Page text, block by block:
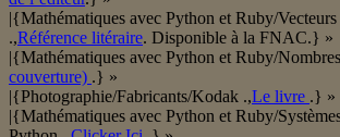
|{Mathématiques avec Python et Ruby/
.,Référence litéraire. Disponible à la FNAC.} »
|{Mathématiques avec Python et Ruby/
couverture) .} »
|{Photographie/Fabricants/Kodak .,Le livre .} »
|{Mathématiques avec Python et Ruby/